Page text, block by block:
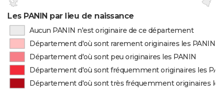
Les PANIN par lieu de naissance
Aucun PANIN n'est originaire de ce département
Département d'où sont rarement originaires les PANIN
Département d'où sont peu originaires les PANIN
Département d'où sont fréquemment originaires les
Département d'où sont très fréquemment originaires